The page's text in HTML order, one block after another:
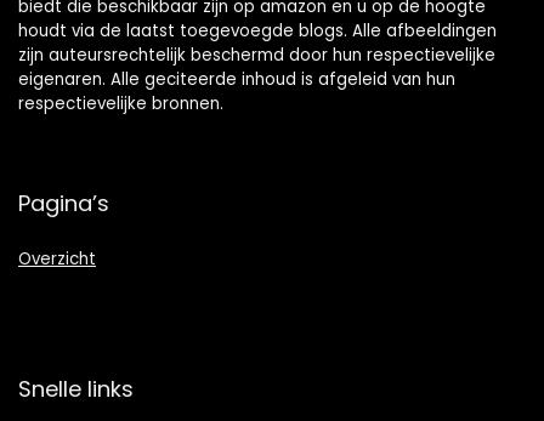
biedt die beschikbaar zijn op amazon en u op de hoogte
houdt via de laatst toegevoegde blogs. Alle afbeeldingen
zijn auteursrechtelijk beschermd door hun respectievelijke
eigenaren. Alle geciteerde inhoud is afgeleid van hun
respectievelijke bronnen.
Pagina’s
Overzicht
Snelle links